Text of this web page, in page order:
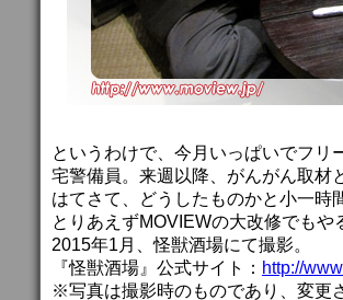
というわけで、今月いっぱいでフリ
宅警備員。来週以降、がんがん取材
はてさて、どうしたものかと小一
とりあえずMOVIEWの大改修でも
2015年1月、怪獣酒場にて撮影。
『怪獣酒場』公式サイト： http://
※写真は撮影時のものであり、変更